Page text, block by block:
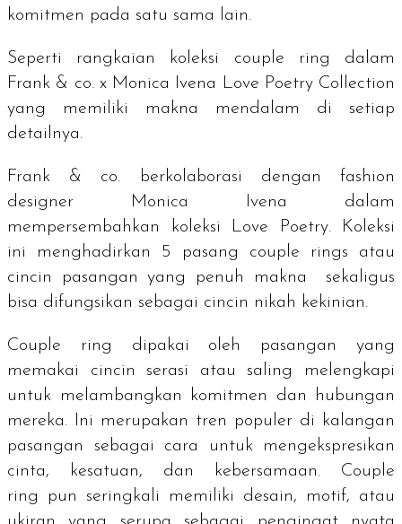
komitmen pada satu sama lain.
Seperti rangkaian koleksi couple ring dalam
Frank & co. x Monica Ivena Love Poetry Collection
yang memiliki makna mendalam di setiap
detailnya.
Frank & co. berkolaborasi dengan fashion
designer Monica Ivena dalam
mempersembahkan koleksi Love Poetry. Koleksi
ini menghadirkan 5 pasang couple rings atau
cincin pasangan yang penuh makna sekaligus
bisa difungsikan sebagai cincin nikah kekinian.
Couple ring dipakai oleh pasangan yang
memakai cincin serasi atau saling melengkapi
untuk melambangkan komitmen dan hubungan
mereka. Ini merupakan tren populer di kalangan
pasangan sebagai cara untuk mengekspresikan
cinta, kesatuan, dan kebersamaan. Couple
ring pun seringkali memiliki desain, motif, atau